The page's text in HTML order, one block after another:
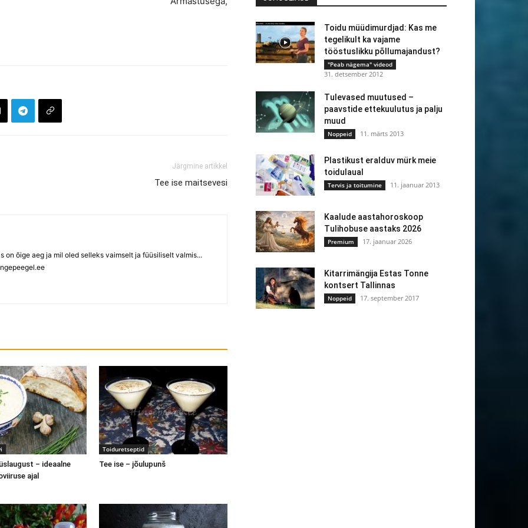
Järgmine artikkel
Tee ise maitsevesi
on õige aeg ja mil oled selleks vaimselt ja füüsiliselt valmis...
– ideaalne
ajal
Toiduretseptid
Tee ise – jõulupunš
Toidu müüdimurdjad: Kas me
tegelikult ka vajame
tööstuslikku põllumajandust?
"Peab nägema" videod
31. detsember 2012
Tulevased muutused –
paavstide ettekuulutus ja palju
muud
Noppeid 11. märts 2013
Plastikust eralduv mürk meie
toidulaual
Tervis ja toitumine 11. jaanuar 2013
Kaalude aastahoroskoop
Tulihobuse aastaks 2026
Premium 17. jaanuar 2026
Kitarrimängija Estas Tonne
kontsert Tallinnas
Noppeid 17. september 2017